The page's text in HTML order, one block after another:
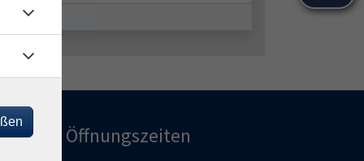
Öffnungszeiten